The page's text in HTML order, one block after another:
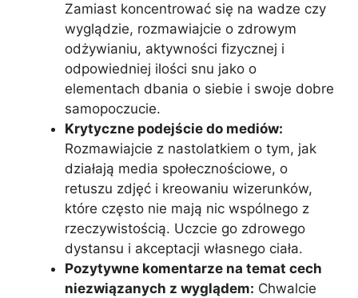
Zamiast koncentrować się na wadze czy
wyglądzie, rozmawiajcie o zdrowym
odżywianiu, aktywności fizycznej i
odpowiedniej ilości snu jako o
elementach dbania o siebie i swoje dobre
samopoczucie.
Krytyczne podejście do mediów:
Rozmawiajcie z nastolatkiem o tym, jak
działają media społecznościowe, o
retuszu zdjęć i kreowaniu wizerunków,
które często nie mają nic wspólnego z
rzeczywistością. Uczcie go zdrowego
dystansu i akceptacji własnego ciała.
Pozytywne komentarze na temat cech
niezwiązanych z wyglądem: Chwalcie